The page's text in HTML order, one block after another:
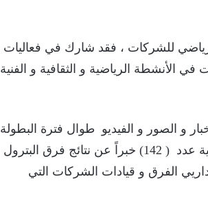
للشركات ، فقد شارك في فعاليات
ومدرب وإداري مثلوا 156 شركة تنافست في الأنشطة الرياضية و الثقافية و الفنية
” بتغطية شاملة لفعاليات أولمبياد الشركات 2025 بالأخبار و الصور و الفيديو طوال فترة البطولة
لمشاركات فرق البترول لحظة بلحظة من أرض الملعب وشملت التغطية عدد ( 142) خبراً عن نتائج فرق البترول
و إداريي الفرق و قيادات الشركات التي